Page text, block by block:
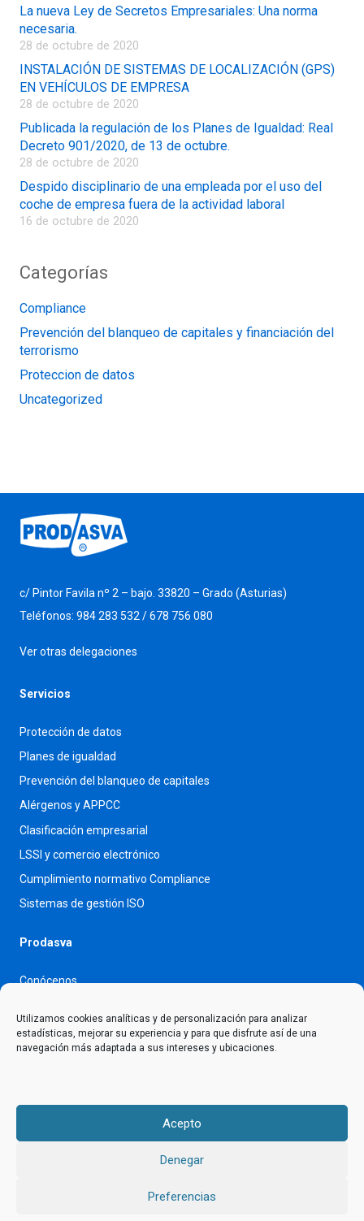
Utilizamos cookies analíticas y de personalización para analizar
estadísticas, mejorar su experiencia y para que disfrute así de una
navegación más adaptada a sus intereses y ubicaciones.
Acepto
Denegar
Preferencias
La nueva Ley de Secretos Empresariales: Una norma
necesaria.
28 de octubre de 2020
INSTALACIÓN DE SISTEMAS DE LOCALIZACIÓN (GPS)
EN VEHÍCULOS DE EMPRESA
28 de octubre de 2020
Publicada la regulación de los Planes de Igualdad: Real
Decreto 901/2020, de 13 de octubre.
28 de octubre de 2020
Despido disciplinario de una empleada por el uso del
coche de empresa fuera de la actividad laboral
16 de octubre de 2020
Categorías
Compliance
Prevención del blanqueo de capitales y financiación del
terrorismo
Proteccion de datos
Uncategorized
c/ Pintor Favila nº 2 – bajo. 33820 – Grado (Asturias)
Teléfonos: 984 283 532 / 678 756 080
Ver otras delegaciones
Servicios
Protección de datos
Planes de igualdad
Prevención del blanqueo de capitales
Alérgenos y APPCC
Clasificación empresarial
LSSI y comercio electrónico
Cumplimiento normativo Compliance
Sistemas de gestión ISO
Prodasva
Conócenos
Contacto
Trabaja con nosotros